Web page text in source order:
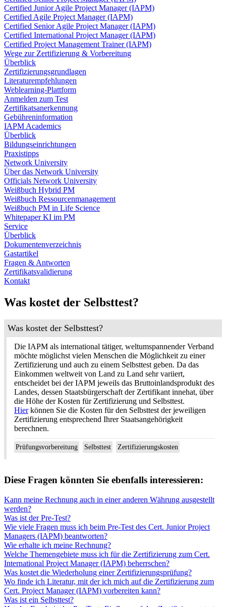
Certified Junior Agile Project Manager (IAPM)
Certified Agile Project Manager (IAPM)
Certified Senior Agile Project Manager (IAPM)
Certified International Project Manager (IAPM)
Certified Project Management Trainer (IAPM)
Wege zur Zertifizierung & Vorbereitung
Überblick
Zertifizierungsgrundlagen
Literaturempfehlungen
Weblearning-Plattform
Anmelden zum Test
Zertifikatsanerkennung
Gebühreninformation
IAPM Academics
Überblick
Bildungseinrichtungen
Praxistipps
Network University
Über das Network University
Officials Network University
Weißbuch Hybrid PM
Weißbuch Ressourcenmanagement
Weißbuch PM in Life Science
Whitepaper KI im PM
Service
Überblick
Dokumentenverzeichnis
Gastartikel
Fragen & Antworten
Zertifikatsvalidierung
Kontakt
Was kostet der Selbsttest?
Was kostet der Selbsttest?
Die IAPM als international tätiger, weltumspannender Verband
möchte möglichst vielen Menschen die Möglichkeit zu einer
Zertifizierung und auch zu einem Selbsttest geben. Da das
Einkommen weltweit von Land zu Land sehr variiert,
entscheidet bei der IAPM jeweils das Bruttoinlandsprodukt des
Landes, dessen Staatsbürgerschaft der Zertifikant innehat, über
die Höhe der Kosten für Zertifizierung und Selbsttest.
Hierkönnen Sie die Kosten für den Selbsttest der jeweiligen
Zertifizierung entsprechend Ihrer Staatsangehörigkeit
berechnen.
Prüfungsvorbereitung Selbsttest Zertifizierungskosten
Diese Fragen könnten Sie ebenfalls interessieren:
Kann meine Rechnung auch in einer anderen Währung ausgestellt
werden?
Was ist der Pre-Test?
Wie viele Fragen muss ich beim Pre-Test des Cert. Junior Project
Managers (IAPM) beantworten?
Wie erhalte ich meine Rechnung?
Welche Themengebiete muss ich für die Zertifizierung zum Cert.
International Project Manager (IAPM) beherrschen?
Was kostet die Wiederholung einer Zertifizierungsprüfung?
Wo finde ich Literatur, mit der ich mich auf die Zertifizierung zum
Cert. Project Manager (IAPM) vorbereiten kann?
Was ist ein Selbsttest?